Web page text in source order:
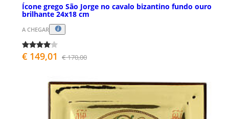
Ícone grego São Jorge no cavalo bizantino fundo ouro
brilhante 24x18 cm
A CHEGAR
€ 149,01 € 170,00